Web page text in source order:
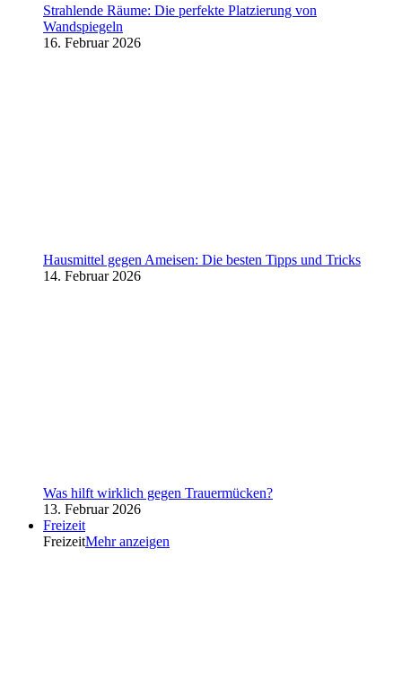
Strahlende Räume: Die perfekte Platzierung von
Wandspiegeln
16. Februar 2026
Hausmittel gegen Ameisen: Die besten Tipps und Tricks
14. Februar 2026
Was hilft wirklich gegen Trauermücken?
13. Februar 2026
Freizeit
FreizeitMehr anzeigen